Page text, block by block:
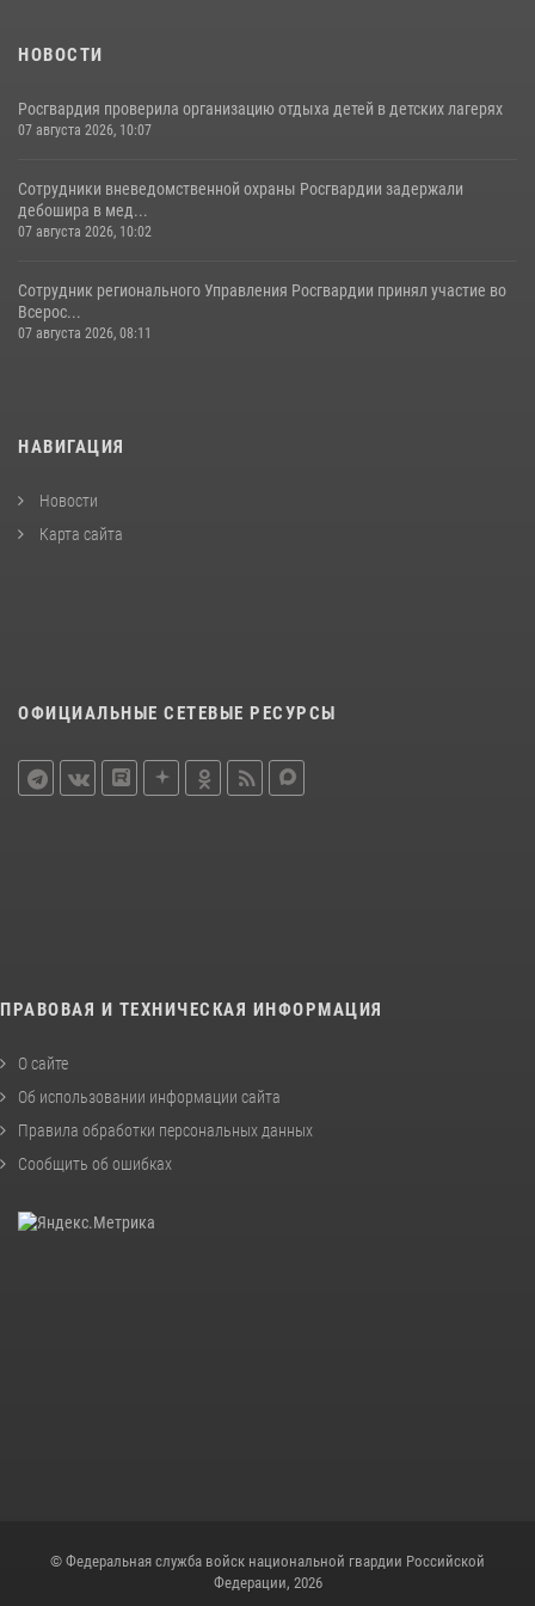
НОВОСТИ
Росгвардия проверила организацию отдыха детей в детских лагерях
07 августа 2026, 10:07
Сотрудники вневедомственной охраны Росгвардии задержали
дебошира в мед...
07 августа 2026, 10:02
Сотрудник регионального Управления Росгвардии принял участие во
Всерос...
07 августа 2026, 08:11
НАВИГАЦИЯ
Новости
Карта сайта
ОФИЦИАЛЬНЫЕ СЕТЕВЫЕ РЕСУРСЫ
ПРАВОВАЯ И ТЕХНИЧЕСКАЯ ИНФОРМАЦИЯ
О сайте
Об использовании информации сайта
Правила обработки персональных данных
Сообщить об ошибках
© Федеральная служба войск национальной гвардии Российской
Федерации, 2026